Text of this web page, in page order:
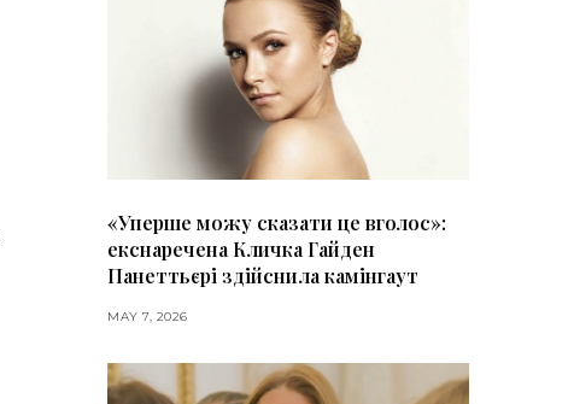
«Уперше можу сказати це вголос»:
екснаречена Кличка Гайден
Панеттьєрі здійснила камінгаут
MAY 7, 2026